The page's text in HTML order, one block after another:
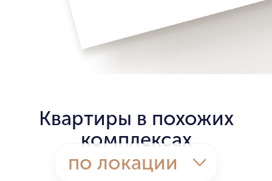
Квартиры в похожих
комплексах
по локации